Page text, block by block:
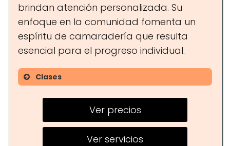
brindan atención personalizada. Su
enfoque en la comunidad fomenta un
espíritu de camaradería que resulta
esencial para el progreso individual.
Clases
Entrenamiento funcional
Levantamiento de pesas
Clases de cardio
Ver precios
Ver servicios